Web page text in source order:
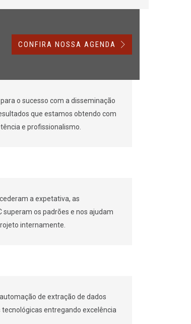
CONFIRA NOSSA AGENDA
o sucesso com a disseminação
que estamos obtendo com
e profissionalismo.
a expetativa, as
superam os padrões e nos ajudam
internamente.
de extração de dados
entregando excelência